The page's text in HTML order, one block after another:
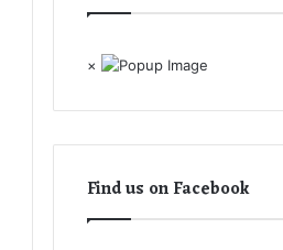
×
Find us on Facebook